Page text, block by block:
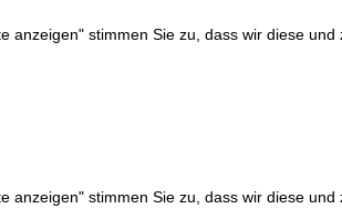
anzeigen" stimmen Sie zu, dass wir diese
anzeigen" stimmen Sie zu, dass wir diese